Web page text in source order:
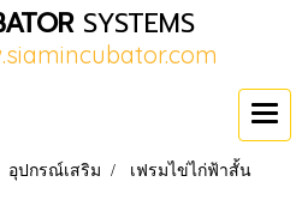
SYSTEMS
อุปกรณ์เสริม เฟรมไข่ไก่ฟ้าสั้น